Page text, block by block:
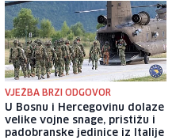
VJEŽBA BRZI ODGOVOR
U Bosnu i Hercegovinu dolaze
velike vojne snage, pristižu i
padobranske jedinice iz Italije